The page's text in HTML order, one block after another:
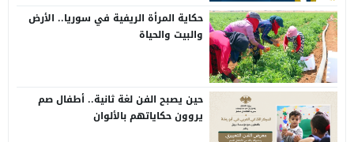
حكاية المرأة الريفية في سوريا.. الأرض
والبيت والحياة
حين يصبح الفن لغة ثانية.. أطفال صم
يروون حكاياتهم بالألوان